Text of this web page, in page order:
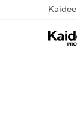
Kaidee